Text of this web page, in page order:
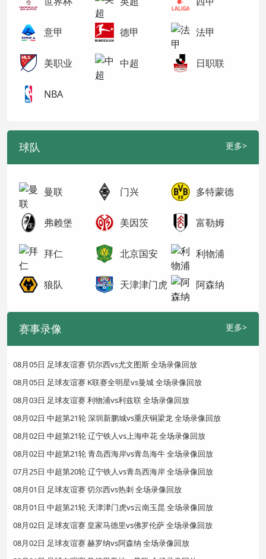
意甲 德甲 法甲
美职业 中超 日职联
NBA
球队 更多>
曼联 门兴 多特蒙德
弗赖堡 美因茨 富勒姆
拜仁 北京国安 利物浦
狼队 天津津门虎 阿森纳
赛事录像 更多>
08月05日 足球友谊赛 切尔西vs尤文图斯 全场录像回放
08月05日 足球友谊赛 K联赛全明星vs曼城 全场录像回放
08月03日 足球友谊赛 利物浦vs利兹联 全场录像回放
08月02日 中超第21轮 深圳新鹏城vs重庆铜梁龙 全场录像回放
08月02日 中超第21轮 辽宁铁人vs上海申花 全场录像回放
08月02日 中超第21轮 青岛西海岸vs青岛海牛 全场录像回放
07月25日 中超第20轮 辽宁铁人vs青岛西海岸 全场录像回放
08月01日 足球友谊赛 切尔西vs热刺 全场录像回放
08月01日 中超第21轮 天津津门虎vs云南玉昆 全场录像回放
08月02日 足球友谊赛 皇家马德里vs佛罗伦萨 全场录像回放
08月02日 足球友谊赛 赫罗纳vs阿森纳 全场录像回放